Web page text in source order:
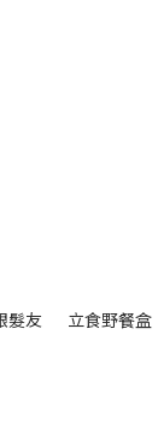
髮友
立食野餐